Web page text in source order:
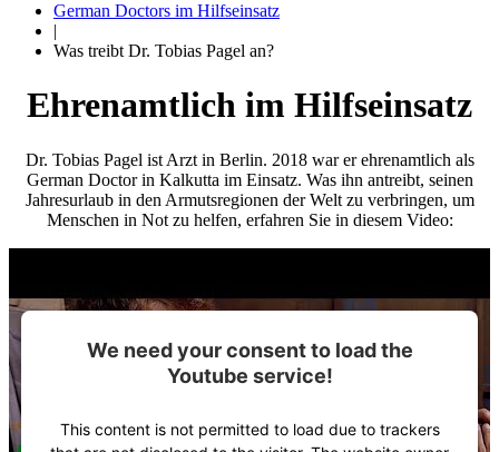
German Doctors im Hilfseinsatz
|
Was treibt Dr. Tobias Pagel an?
Ehrenamtlich im Hilfseinsatz
Dr. Tobias Pagel ist Arzt in Berlin. 2018 war er ehrenamtlich als
German Doctor in Kalkutta im Einsatz. Was ihn antreibt, seinen
Jahres­urlaub in den Armuts­regionen der Welt zu ver­bringen, um
Menschen in Not zu helfen, erfahren Sie in diesem Video:
We need your consent to load the
Youtube service!
This content is not permitted to load due to trackers